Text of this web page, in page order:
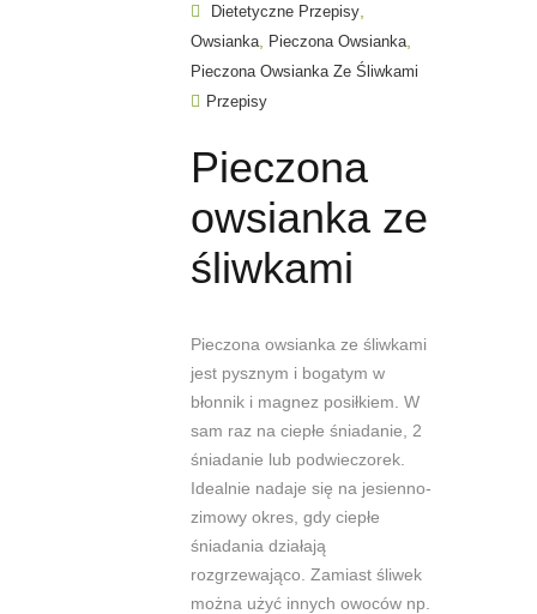
Dietetyczne Przepisy
Owsianka Pieczona Owsianka
Pieczona Owsianka Ze Śliwkami
Przepisy
Pieczona
owsianka ze
śliwkami
Pieczona owsianka ze śliwkami
jest pysznym i bogatym w
błonnik i magnez posiłkiem. W
sam raz na ciepłe śniadanie, 2
śniadanie lub podwieczorek.
Idealnie nadaje się na jesienno-
zimowy okres, gdy ciepłe
śniadania działają
rozgrzewająco. Zamiast śliwek
można użyć innych owoców np.